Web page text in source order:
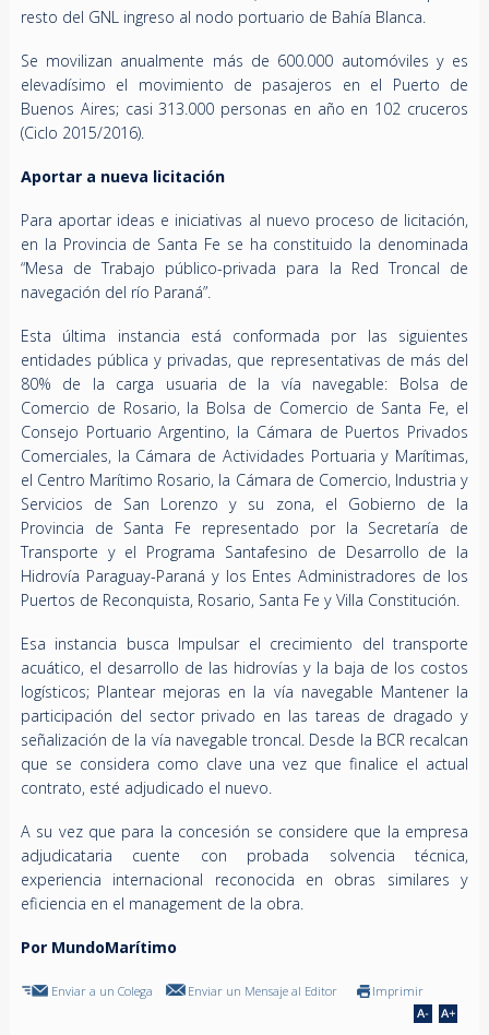
resto del GNL ingreso al nodo portuario de Bahía Blanca.
Se movilizan anualmente más de 600.000 automóviles y es
elevadísimo el movimiento de pasajeros en el Puerto de
Buenos Aires; casi 313.000 personas en año en 102 cruceros
(Ciclo 2015/2016).
Aportar a nueva licitación
Para aportar ideas e iniciativas al nuevo proceso de licitación,
en la Provincia de Santa Fe se ha constituido la denominada
“Mesa de Trabajo público-privada para la Red Troncal de
navegación del río Paraná”.
Esta última instancia está conformada por las siguientes
entidades pública y privadas, que representativas de más del
80% de la carga usuaria de la vía navegable: Bolsa de
Comercio de Rosario, la Bolsa de Comercio de Santa Fe, el
Consejo Portuario Argentino, la Cámara de Puertos Privados
Comerciales, la Cámara de Actividades Portuaria y Marítimas,
el Centro Marítimo Rosario, la Cámara de Comercio, Industria y
Servicios de San Lorenzo y su zona, el Gobierno de la
Provincia de Santa Fe representado por la Secretaría de
Transporte y el Programa Santafesino de Desarrollo de la
Hidrovía Paraguay-Paraná y los Entes Administradores de los
Puertos de Reconquista, Rosario, Santa Fe y Villa Constitución.
Esa instancia busca Impulsar el crecimiento del transporte
acuático, el desarrollo de las hidrovías y la baja de los costos
logísticos; Plantear mejoras en la vía navegable Mantener la
participación del sector privado en las tareas de dragado y
señalización de la vía navegable troncal. Desde la BCR recalcan
que se considera como clave una vez que finalice el actual
contrato, esté adjudicado el nuevo.
A su vez que para la concesión se considere que la empresa
adjudicataria cuente con probada solvencia técnica,
experiencia internacional reconocida en obras similares y
eficiencia en el management de la obra.
Por MundoMarítimo
Enviar a un Colega Enviar un Mensaje al Editor Imprimir